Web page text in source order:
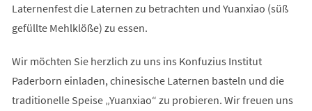
Laternenfest die Laternen zu betrachten und Yuanxiao (süß
gefüllte Mehlklöße) zu essen.
Wir möchten Sie herzlich zu uns ins Konfuzius Institut
Paderborn einladen, chinesische Laternen basteln und die
traditionelle Speise „Yuanxiao“ zu probieren. Wir freuen uns